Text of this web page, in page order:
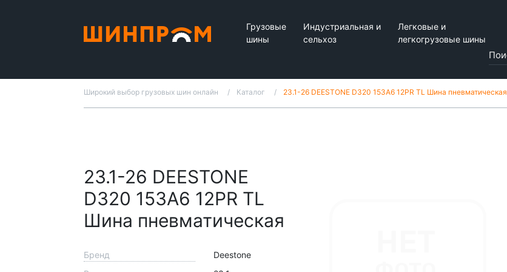
Грузовые
шины
Индустриальная и
сельхоз
Легковые и
легкогрузовые шины
Широкий выбор грузовых шин онлайн Каталог 23.1-26 DEESTONE D320 153A6 12PR TL Шина пневматическая
23.1-26 DEESTONE
D320 153A6 12PR TL
Шина пневматическая
Бренд
Deestone